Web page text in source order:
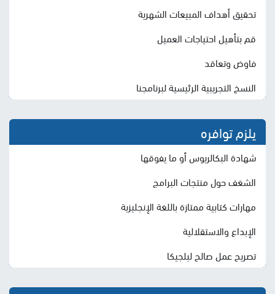
تحقيق أهداف المبيعات الشهرية
قم بتأهيل احتياجات العميل
فاوض وتعاقد
النسخ التجريبية الرئيسية لبرنامجنا
يلزم توافره
شهادة البكالريوس أو ما يفوقها
الشغف حول منتجات البرامج
مهارات كتابية ممتازة باللغة الإنجليزية
الإبداع والاستقلالية
تصريح عمل صالح لبلجيكا